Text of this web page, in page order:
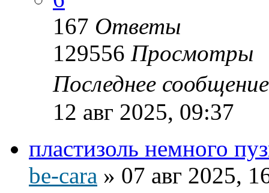
167 Ответы
129556 Просмотры
Последнее
12 авг 2025, 09:37
пластизоль немного
be-cara » 07 авг 2025,